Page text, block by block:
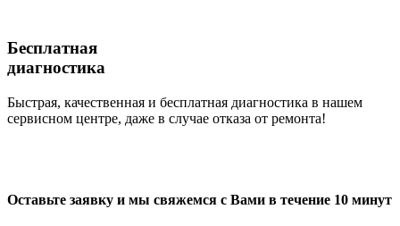
Бесплатная
диагностика
Быстрая, качественная и бесплатная диагностика в нашем
сервисном центре, даже в случае отказа от ремонта!
Оставьте заявку и мы свяжемся с Вами в течение 10 минут